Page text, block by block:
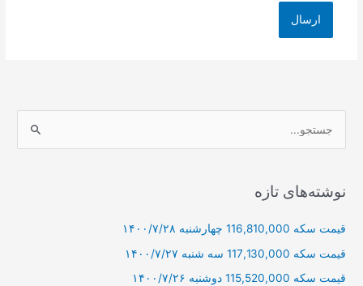
ب
ر
ا
نوشته‌های تازه
قیمت سکه 116,810,000 چهارشنبه ۱۴۰۰/۷/۲۸
قیمت سکه 117,130,000 سه شنبه ۱۴۰۰/۷/۲۷
قیمت سکه 115,520,000 دوشنبه ۱۴۰۰/۷/۲۶